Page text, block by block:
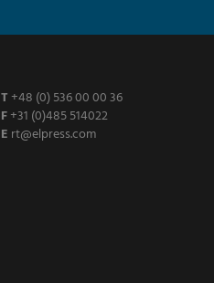
T +48 (0) 536 00 00 36
F+31 (0)485 514022
E rt@elpress.com